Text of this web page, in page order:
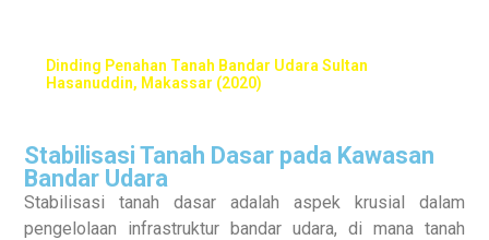
Dinding Penahan Tanah Bandar Udara Sultan
Hasanuddin, Makassar (2020)
Stabilisasi Tanah Dasar pada Kawasan
Bandar Udara
Stabilisasi tanah dasar adalah aspek krusial dalam
pengelolaan infrastruktur bandar udara, di mana tanah